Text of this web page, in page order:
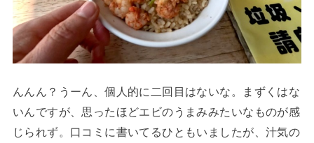
んんん？うーん、個人的に二回目はないな。まずくはな
いんですが、思ったほどエビのうまみみたいなものが感
じられず。口コミに書いてるひともいましたが、汁気の